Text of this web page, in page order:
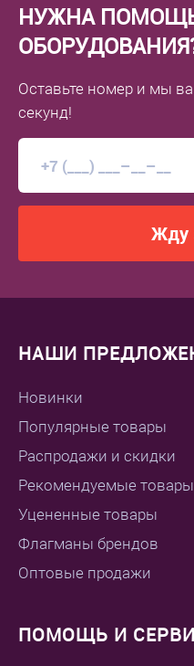
НУЖНА
Оставьте номер и мы
секунд!
Жду
НАШИ
Новинки
Популярные товары
Распродажи и скидки
Рекомендуемые товары
Уцененные товары
Флагманы брендов
Оптовые продажи
ПОМОЩЬ И